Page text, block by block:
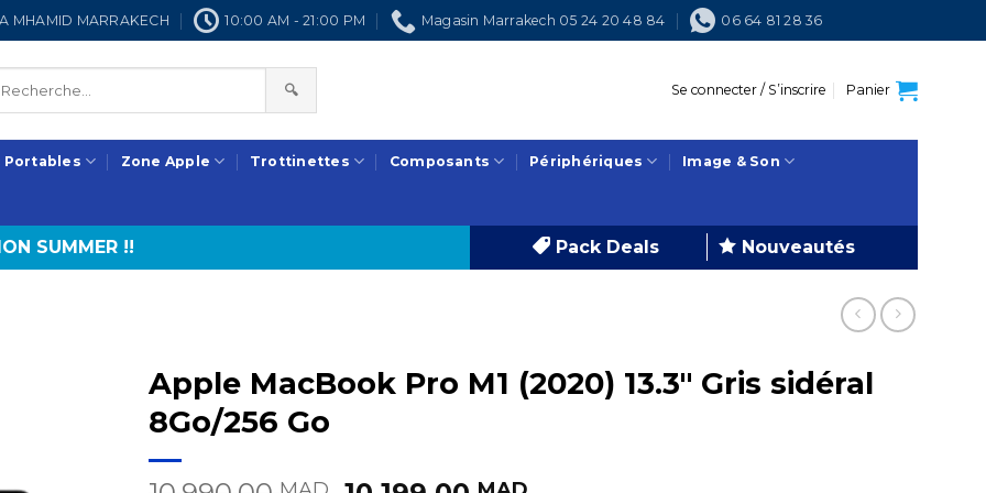
MHAMID MARRAKECH 10:00 AM - 21:00 PM Magasin Marrakech 05 24 20 48 84 06 64 81 28 36
🔍 Se connecter / S’inscrire Panier
Portables Zone Apple Trottinettes Composants Périphériques Image & Son
SUMMER !! Pack Deals Nouveautés
Apple MacBook Pro M1 (2020) 13.3″ Gris sidéral
8Go/256 Go